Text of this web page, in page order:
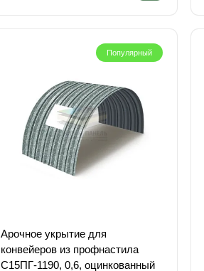
Популярный
Арочное укрытие для
конвейеров из профнастила
С15ПГ-1190, 0,6, оцинкованный